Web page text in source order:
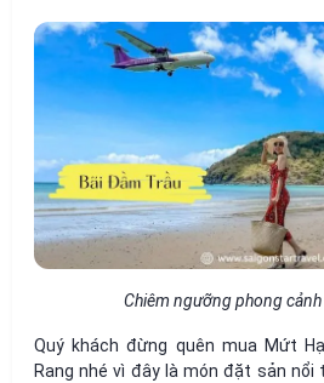
Chiêm ngưỡng phong cảnh
Quý khách đừng quên mua Mứt
Rang nhé vì đây là món đặt sản